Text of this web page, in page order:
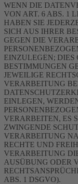
WENN DIE
VON ART. 6 ABS. 1
HABEN SIE
SICH AUS IHRER
GEGEN DIE
EINZULEGEN; DIES
BESTIMMUNGEN
JEWEILIGE
VERARBEITUNG
EINLEGEN,
VERARBEITEN, ES
ZWINGENDE
VERARBEITUNG
RECHTE UND
VERARBEITUNG
AUSÜBUNG ODER
ABS. 1 DSGVO).